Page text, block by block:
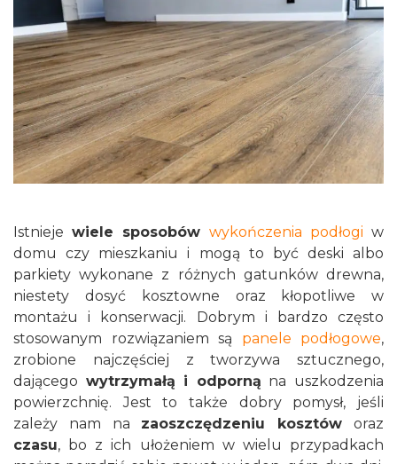
Istniejewiele sposobów wykończenia podłogi w
domu czy mieszkaniu i mogą to być deski albo
parkiety wykonane z różnych gatunków drewna,
niestety dosyć
kosztowne oraz kłopotliwe w
montażu i konserwacji. Dobrym i bardzo często
stosowanym rozwiązaniem są panele podłogowe,
zrobione najczęściej z tworzywa sztucznego,
dającego wytrzymałą i odporną na uszkodzenia
powierzchnię. Jest to także dobry pomysł, jeśli
zależy nam na zaoszczędzeniu kosztów oraz
czasu, bo z ich ułożeniem w wielu przypadkach